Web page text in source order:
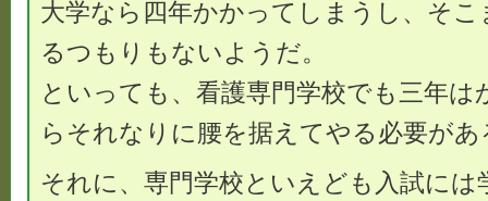
大学なら四年かかってしまうし、そ
るつもりもないようだ。
といっても、看護専門学校でも三年
らそれなりに腰を据えてやる必要があ
それに、専門学校といえども入試には